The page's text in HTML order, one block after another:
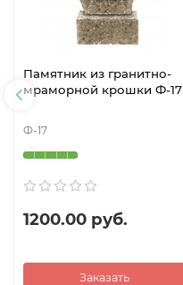
Памятник из гранитно-
мраморной крошки Ф-17
Ф-17
1200.00 руб.
Заказать